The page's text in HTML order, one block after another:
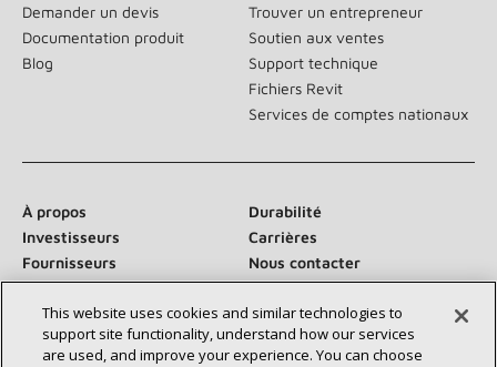
Demander un devis
Documentation produit
Blog
Trouver un entrepreneur
Soutien aux ventes
Support technique
Fichiers Revit
Services de comptes nationaux
À propos
Durabilité
Investisseurs
Carrières
Fournisseurs
Nous contacter
Salle de presse
This website uses cookies and similar technologies to
support site functionality, understand how our services
are used, and improve your experience. You can choose